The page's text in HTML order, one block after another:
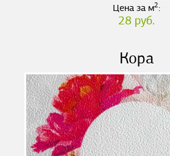
Цена за м2:
28 руб.
Кора